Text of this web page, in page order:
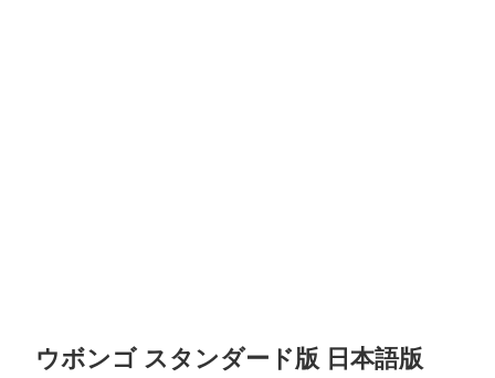
ウボンゴ スタンダード版 日本語版